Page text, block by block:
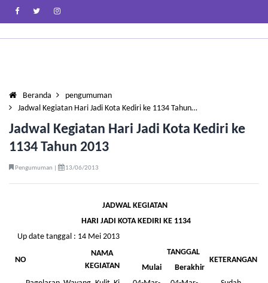
Beranda
pengumuman
Jadwal Kegiatan Hari Jadi Kota Kediri ke 1134 Tahun…
Jadwal Kegiatan Hari Jadi Kota Kediri ke
1134 Tahun 2013
Pengumuman | 13/06/2013
JADWAL KEGIATAN
HARI JADI KOTA KEDIRI KE 1134
Up date tanggal : 14 Mei 2013
NO
NAMA
KEGIATAN
TANGGAL
KETERANGAN
Mulai
Berakhir